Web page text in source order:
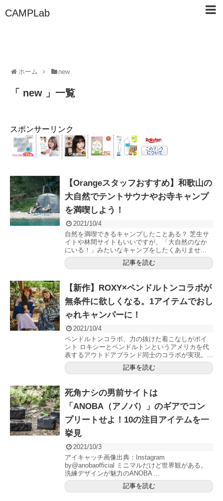
CAMPLab
ホーム new
「 new 」一覧
スポンサーリンク
【Orangeスタッフおすすめ】和歌山の
大自然でテントサウナやお寺キャンプ
を満喫しよう！
2021/10/4
自然を満喫できるキャンプしたことある？ 芝生サ
イトや林間サイトもいいですが、「大自然のなか
にいる！」みたいなキャンプをしたくありませ...
記事を読む
【新作】ROXY×ペンドルトンコラボが
無条件に欲しくなる。1アイテムでおし
ゃれキャンパーに！
2021/10/4
ペンドルトンコラボ、力の抜けた着こなしがポイ
ント ロキシーとペンドルトンというアメリカを代
表するアウトドアブランド同士のコラボが実現。...
記事を読む
死角ナシの男前サイトは
「ANOBA（アノバ）」のギアでコン
プリートせよ！10の注目アイテムを一
挙見
2021/10/3
アイキャッチ画像出典：Instagram
by@anobaofficial ミニマルだけど世界観がある。
洗練デザインが魅力のANOBA ...
記事を読む